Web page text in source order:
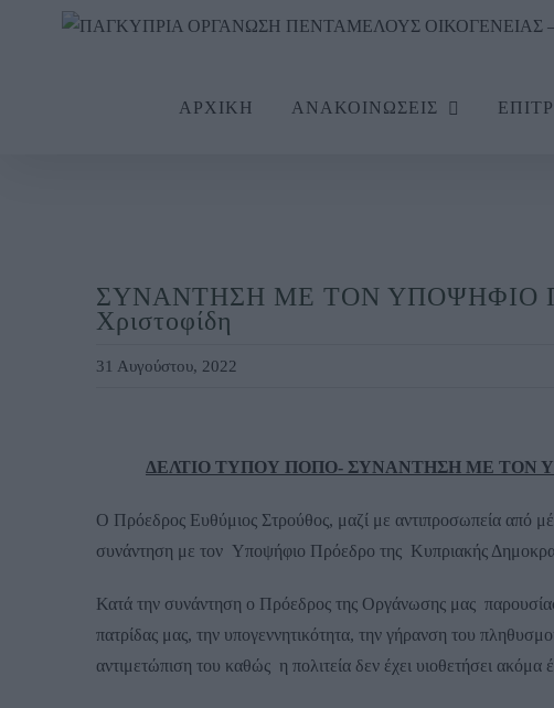
ΑΡΧΙΚΗ
ΑΝΑΚΟΙΝΩΣΕΙΣ
ΣΥΝΑΝΤΗΣΗ ΜΕ ΤΟΝ ΥΠΟΨΗΦΙΟ
Χριστοφίδη
31 Αυγούστου, 2022
ΔΕΛΤΙΟ ΤΥΠΟΥ ΠΟΠΟ- ΣΥΝΑΝΤΗΣΗ ΜΕ ΤΟΝ
Ο Πρόεδρος Ευθύμιος Στρούθος, μαζί με αντιπροσωπεία από
συνάντηση με τον Υποψήφιο Πρόεδρο της Κυπριακής
Κατά την συνάντηση ο Πρόεδρος της Οργάνωσης μας
πατρίδας μας, την υπογεννητικότητα, την γήρανση του
αντιμετώπιση του καθώς η πολιτεία δεν έχει υιοθετήσει